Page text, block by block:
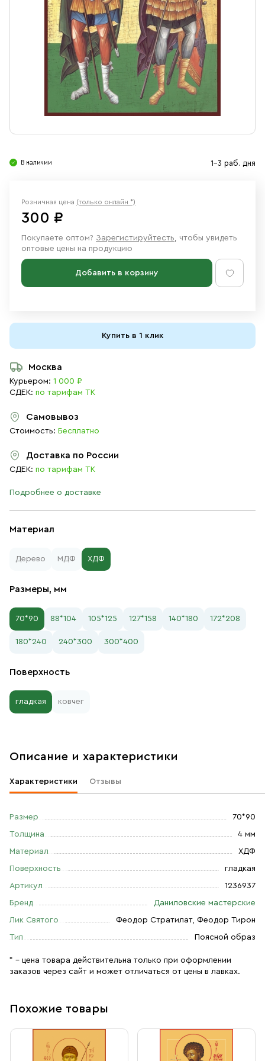
Ювелирные изделия
В наличии 1-3 раб. дня
Материал
Дерево МДФ ХДФ
Размеры, мм
70*90 88*104 105*125 127*158 140*180 172*208
180*240 240*300 300*400
Поверхность
гладкая ковчег
Розничная цена (только онлайн *)
300 ₽
Покупаете оптом? Зарегистируйтесть, чтобы увидеть
оптовые цены на продукцию
Добавить в корзину
Купить в 1 клик
Москва
Курьером: 1 000 ₽
СДЕК: по тарифам ТК
Самовывоз
Стоимость: Бесплатно
Доставка по России
СДЕК: по тарифам ТК
Подробнее о доставке
Описание и характеристики
Характеристики Отзывы
Размер 70*90
Толщина 4 мм
Материал ХДФ
Поверхность гладкая
Артикул 1236937
Бренд Даниловские мастерские
Лик Святого Феодор Стратилат, Феодор Тирон
Тип Поясной образ
* – цена товара действительна только при оформлении
заказов через сайт и может отличаться от цены в лавках.
Похожие товары